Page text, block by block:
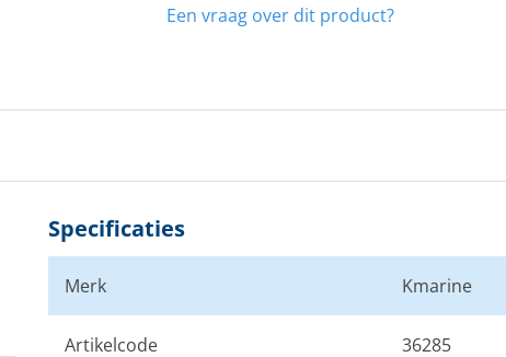
250A
Een vraag over dit product?
Specificaties
Merk Kmarine
Artikelcode 36285